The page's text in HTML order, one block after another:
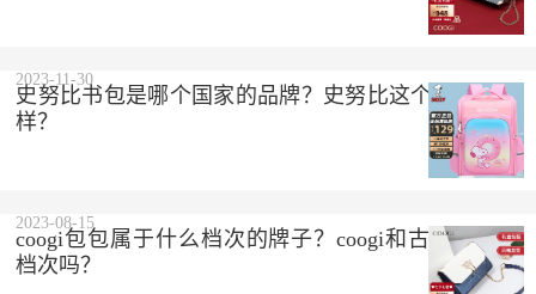
史努比书包是哪个国家的品牌？史努比这个品牌怎么
样？
2023-11-30
coogi包包属于什么档次的牌子？coogi和古驰是一个
档次吗？
2023-08-15